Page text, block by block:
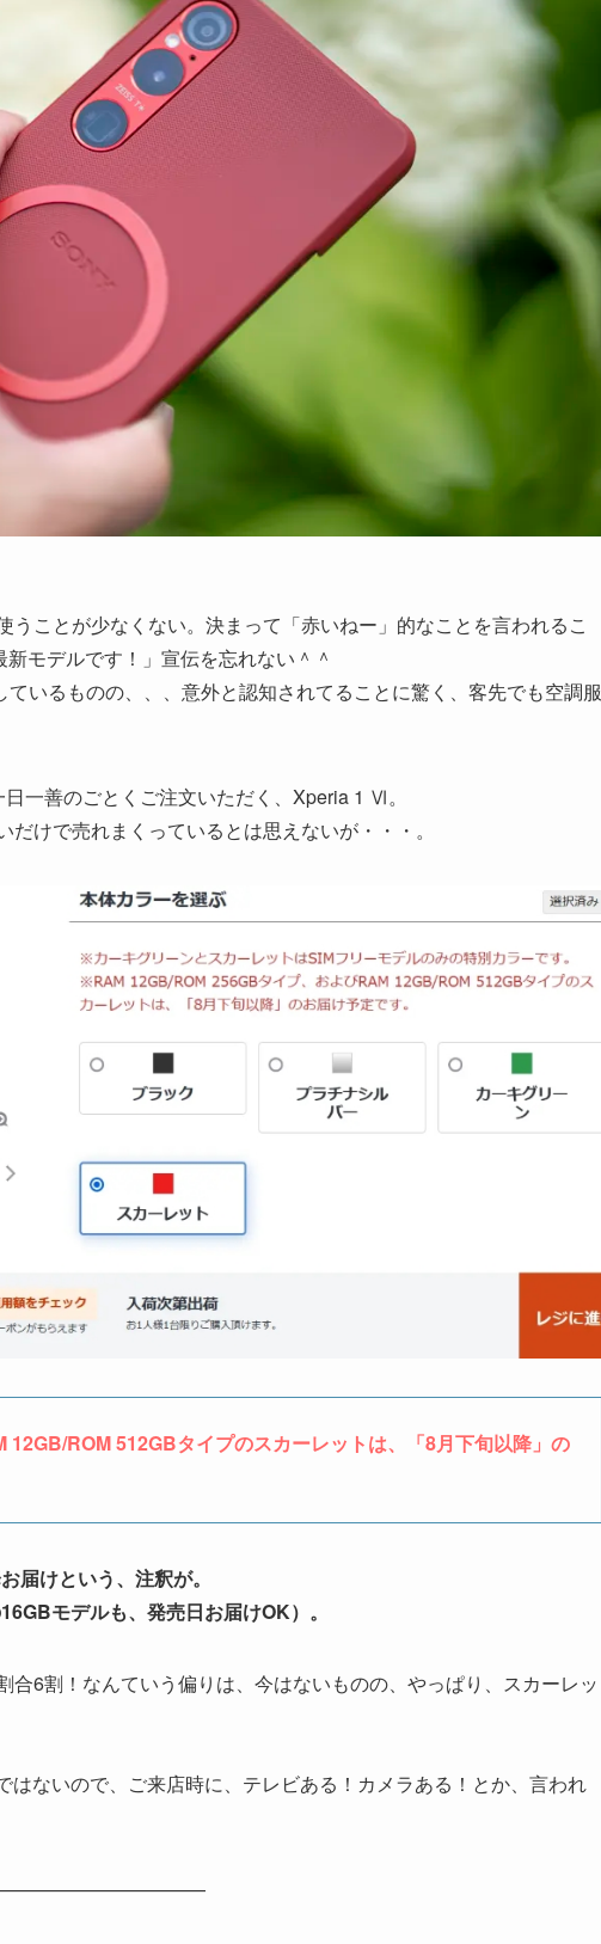
ことが少なくない。決まって「赤いねー」的なことを言われるこ
モデルです！」宣伝を忘れない＾＾
いるものの、、、意外と認知されてることに驚く、客先でも空調服
一善のごとくご注文いただく、Xperia 1 Ⅵ。
けで売れまくっているとは思えないが・・・。
ROM 512GBタイプのスカーレットは、「8月下旬以降」の
届けという、注釈が。
モデルも、発売日お届けOK）。
6割！なんていう偏りは、今はないものの、やっぱり、スカーレッ
ないので、ご来店時に、テレビある！カメラある！とか、言われ